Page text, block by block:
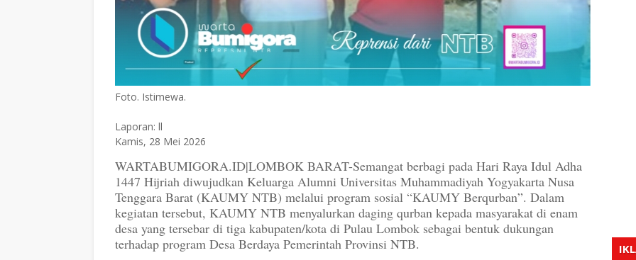
Foto. Istimewa.
Laporan: ll
Kamis, 28 Mei 2026
WARTABUMIGORA.ID|LOMBOK BARAT-Semangat berbagi pada Hari Raya Idul Adha
1447 Hijriah diwujudkan Keluarga Alumni Universitas Muhammadiyah Yogyakarta Nusa
Tenggara Barat (KAUMY NTB) melalui program sosial “KAUMY Berqurban”. Dalam
kegiatan tersebut, KAUMY NTB menyalurkan daging qurban kepada masyarakat di enam
desa yang tersebar di tiga kabupaten/kota di Pulau Lombok sebagai bentuk dukungan
terhadap program Desa Berdaya Pemerintah Provinsi NTB.